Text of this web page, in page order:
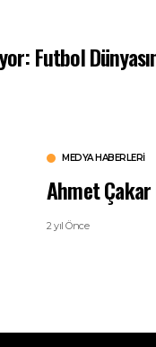
Futbol
MEDYA HABERLERI
Ahmet
2 yıl Önce